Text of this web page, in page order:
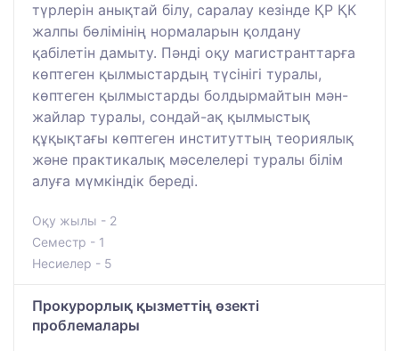
түрлерін анықтай білу, саралау кезінде ҚР ҚК
жалпы бөлімінің нормаларын қолдану
қабілетін дамыту. Пәнді оқу магистранттарға
көптеген қылмыстардың түсінігі туралы,
көптеген қылмыстарды болдырмайтын мән-
жайлар туралы, сондай-ақ қылмыстық
құқықтағы көптеген институттың теориялық
және практикалық мәселелері туралы білім
алуға мүмкіндік береді.
Оқу жылы - 2
Семестр - 1
Несиелер - 5
Прокурорлық қызметтің өзекті
проблемалары